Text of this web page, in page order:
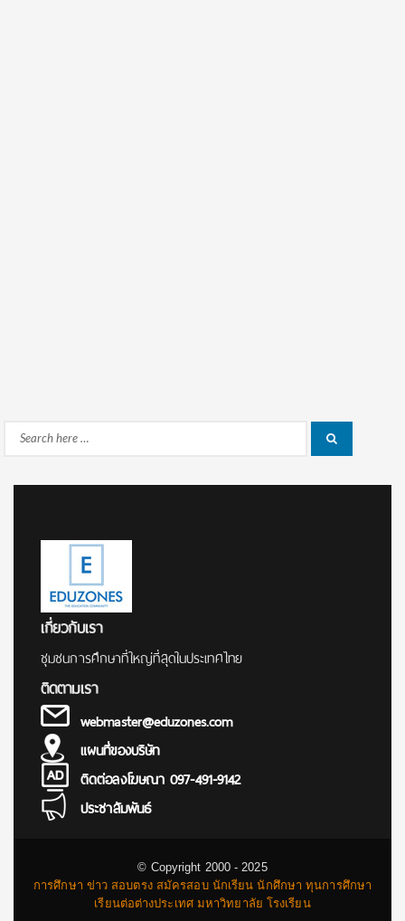
Search
เกี่ยวกับเรา
ชุมชนการศึกษาที่ใหญ่ที่สุดในประเทศไทย
ติดตามเรา
webmaster@eduzones.com
แผนที่ของบริษัท
ติดต่อลงโฆษณา 097-491-9142
ประชาสัมพันธ์
© Copyright 2000 - 2025
การศึกษา ข่าว สอบตรง สมัครสอบ นักเรียน นักศึกษา ทุนการศึกษา
เรียนต่อต่างประเทศ มหาวิทยาลัย โรงเรียน